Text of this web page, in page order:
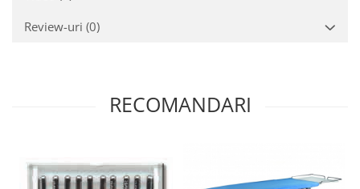
Review-uri (0)
RECOMANDARI